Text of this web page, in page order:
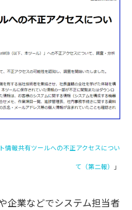
情報共有ツールへの不正アクセスについ
て（第二報） 」
企業などでシステム担当者